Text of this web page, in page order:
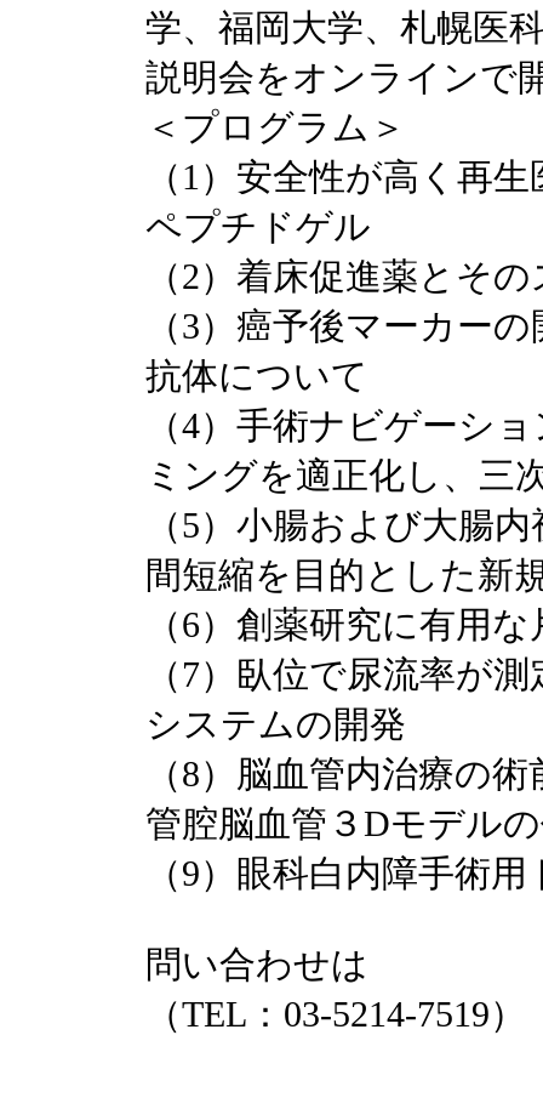
学、福岡大学、札幌医
説明会をオンラインで
＜プログラム＞
（1）安全性が高く再
ペプチドゲル
（2）着床促進薬とそ
（3）癌予後マーカー
抗体について
（4）手術ナビゲーシ
ミングを適正化し、三
（5）小腸および大腸
間短縮を目的とした新
（6）創薬研究に有用
（7）臥位で尿流率が
システムの開発
（8）脳血管内治療の
管腔脳血管３Dモデル
（9）眼科白内障手術
問い合わせは
（TEL：03-5214-7519）